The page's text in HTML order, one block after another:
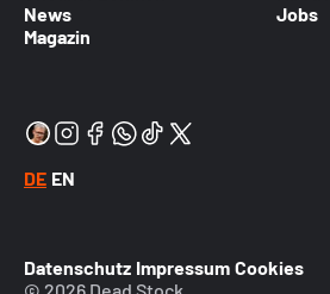
News
Magazin
Jobs
DE EN
Datenschutz Impressum Cookies